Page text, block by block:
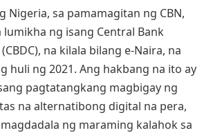
Nigeria, sa pamamagitan ng CBN,
lumikha ng isang Central Bank
na kilala bilang e-Naira, na
huli ng 2021. Ang hakbang na ito ay
pagtatangkang magbigay ng
na alternatibong digital na pera,
ng maraming kalahok sa